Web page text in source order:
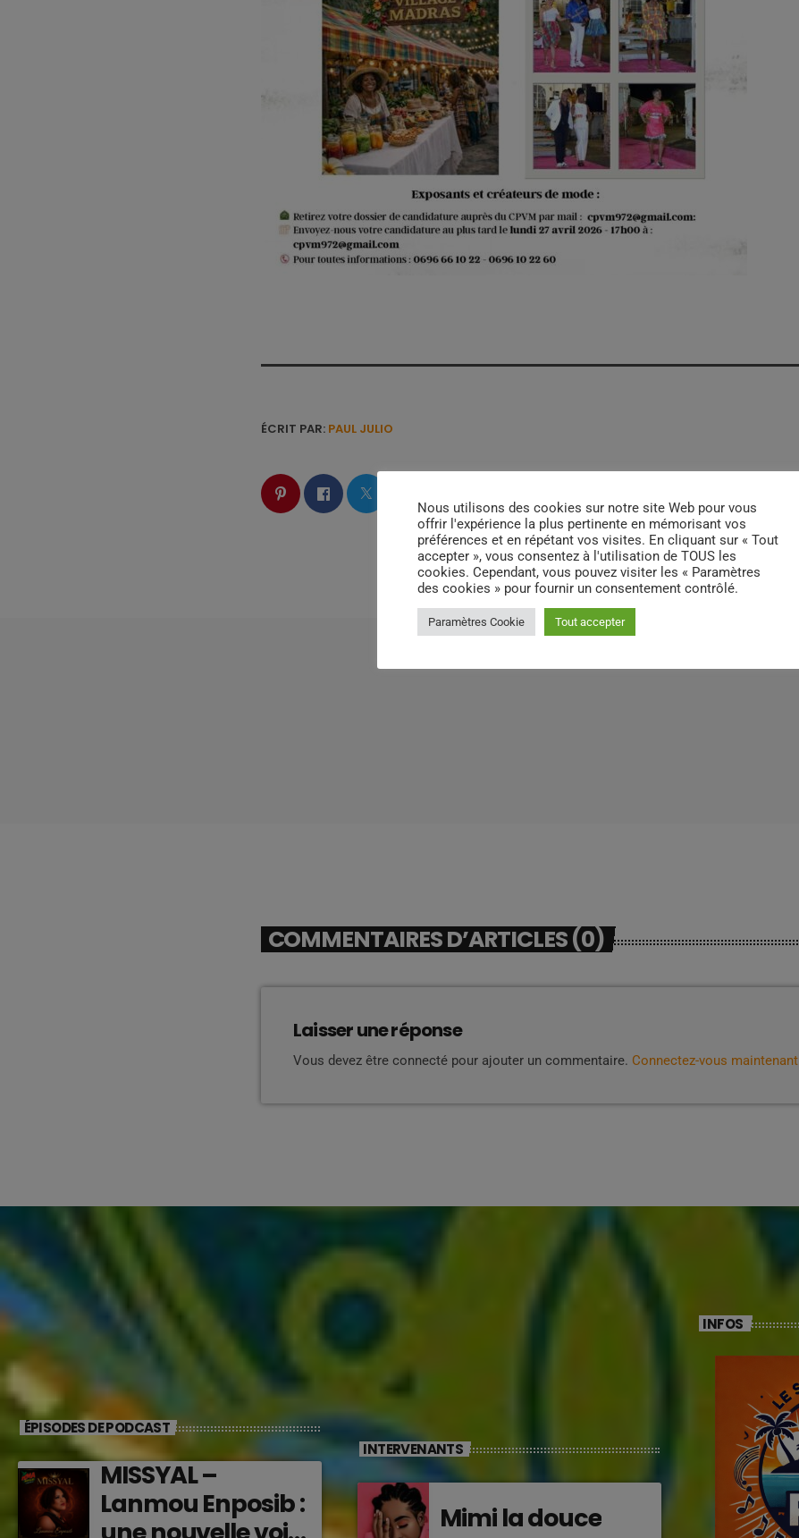
ÉCRIT PAR: PAUL JULIO
COMMENTAIRES D’ARTICLES (0)
Laisser une réponse
Vous devez être connecté pour ajouter un commentaire. Connectez-vous maintenant
ÉPISODES DE PODCAST
MISSYAL –
Lanmou Enposib :
INTERVENANTS
Mimi la douce
INFOS
Nous utilisons des cookies sur notre site Web pour vous
offrir l'expérience la plus pertinente en mémorisant vos
préférences et en répétant vos visites. En cliquant sur « Tout
accepter », vous consentez à l'utilisation de TOUS les
cookies. Cependant, vous pouvez visiter les « Paramètres
des cookies » pour fournir un consentement contrôlé.
Paramètres Cookie Tout accepter